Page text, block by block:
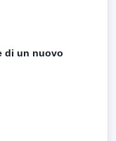
di un nuovo